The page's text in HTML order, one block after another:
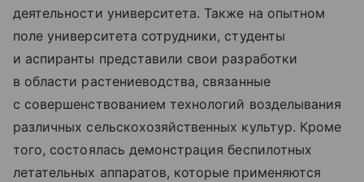
деятельности университета. Также на опытном
поле университета сотрудники, студенты
и аспиранты представили свои разработки
в области растениеводства, связанные
с совершенствованием технологий возделывания
различных сельскохозяйственных культур. Кроме
того, состоялась демонстрация беспилотных
летательных аппаратов, которые применяются